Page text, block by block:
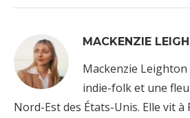
MACKENZIE
Mackenzie
indie-folk et une
Nord-Est des États-Unis. Elle vit à